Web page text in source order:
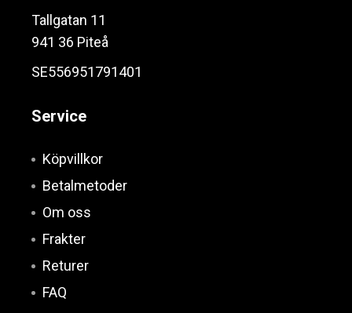
Tallgatan 11
941 36 Piteå
SE556951791401
Service
Köpvillkor
Betalmetoder
Om oss
Frakter
Returer
FAQ